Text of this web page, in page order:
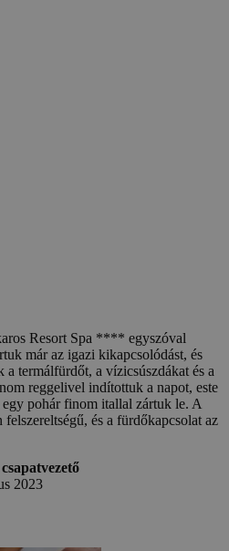
Resort Spa **** egyszóval
már az igazi kikapcsolódást, és
termálfürdőt, a vízicsúszdákat és a
reggelivel indítottuk a napot, este
pohár finom itallal zártuk le. A
felszereltségű, és a fürdőkapcsolat az
2023